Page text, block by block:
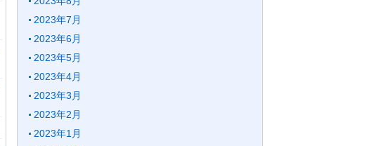
2023年7月
2023年6月
2023年5月
2023年4月
2023年3月
2023年2月
2023年1月